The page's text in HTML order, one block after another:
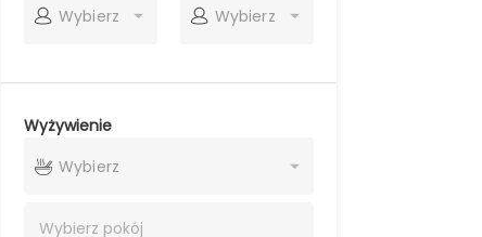
Wybierz
Wybierz
Wyżywienie
Wybierz
Wybierz pokój